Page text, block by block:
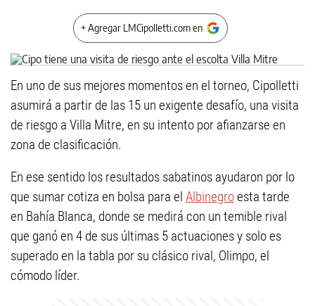
+ Agregar LMCipolletti.com en
En uno de sus mejores momentos en el torneo, Cipolletti
asumirá a partir de las 15 un exigente desafío, una visita
de riesgo a Villa Mitre, en su intento por afianzarse en
zona de clasificación.
En ese sentido los resultados sabatinos ayudaron por lo
que sumar cotiza en bolsa para el Albinegroesta tarde
en Bahía Blanca, donde se medirá con un temible rival
que ganó en 4 de sus últimas 5 actuaciones y solo es
superado en la tabla por su clásico rival, Olimpo, el
cómodo líder.